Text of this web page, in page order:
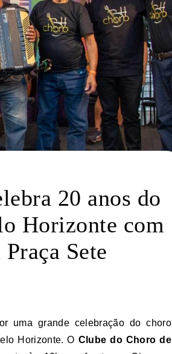
20 anos do
Horizonte com
Sete
Horizonte. O Clube do Choro de